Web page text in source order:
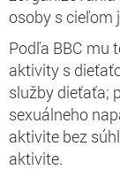
osoby s cieľom
Podľa BBC mu
aktivity s
služby dieťaťa;
sexuálneho
aktivite bez
aktivite.